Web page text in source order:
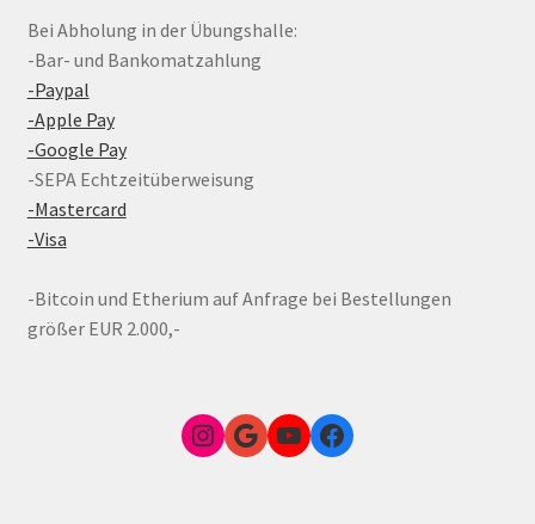
Bei Abholung in der Übungshalle:
-Bar- und Bankomatzahlung
-Paypal
-Apple Pay
-Google Pay
-SEPA Echtzeitüberweisung
-Mastercard
-Visa
-Bitcoin und Etherium auf Anfrage bei Bestellungen
größer EUR 2.000,-
Instagram
Google Link zum FunShop WienYouTubeFacebook